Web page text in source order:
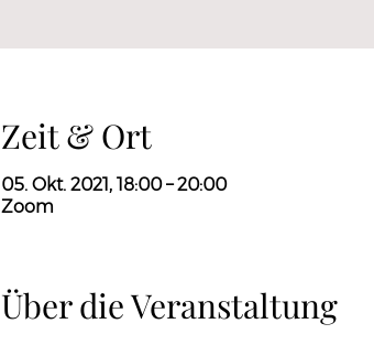
Zeit & Ort
05. Okt. 2021, 18:00 – 20:00
Zoom
Über die Veranstaltung